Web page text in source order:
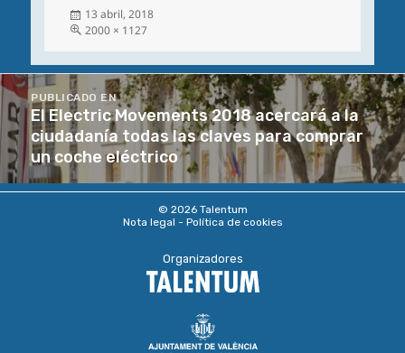
Publicado
el
13 abril, 2018
Tamaño
2000 × 1127
Navegación
de
entradas
PUBLICADO EN
El Electric Movements 2018 acercará a la
ciudadanía todas las claves para comprar
un coche eléctrico
© 2026 Talentum
Nota legal
Política de cookies
Organizadores